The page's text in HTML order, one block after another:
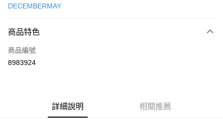
LINE Pay
Apple Pay
DECEMBERMAY
商品特色
商品編號
8983924
詳細說明 相關推薦